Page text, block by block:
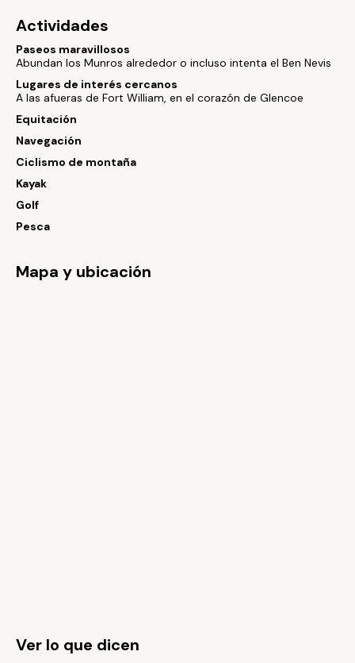
Actividades
Paseos maravillosos
Abundan los Munros alrededor o incluso intenta el Ben Nevis
Lugares de interés cercanos
A las afueras de Fort William, en el corazón de Glencoe
Equitación
Navegación
Ciclismo de montaña
Kayak
Golf
Pesca
Mapa y ubicación
Ver lo que dicen